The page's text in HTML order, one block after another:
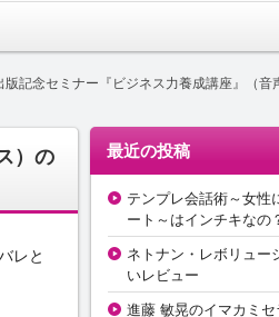
版記念セミナー『ビジネス力養成講座』（
）の
レと
最近の投稿
テンプレ会話術～女性
ート～はインチキなの
ネトナン・レボリュー
いレビュー
進藤 敏晃のイマカミ